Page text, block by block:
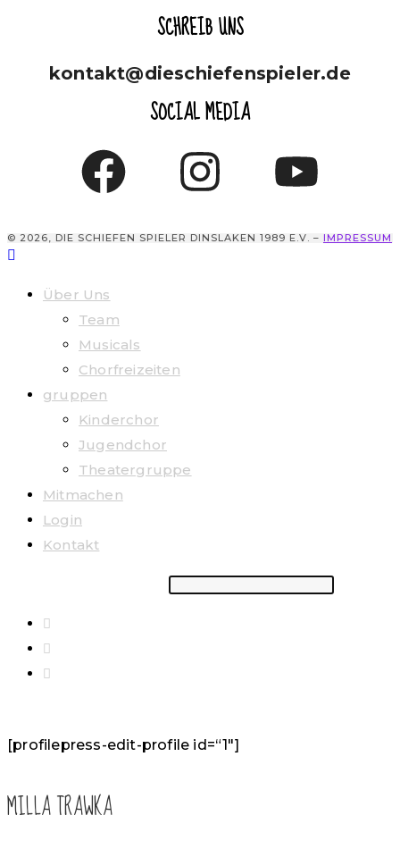
SCHREIB UNS
kontakt@dieschiefenspieler.de
SOCIAL MEDIA
© 2026, DIE SCHIEFEN SPIELER DINSLAKEN 1989 E.V. – IMPRESSUM
Über Uns
Team
Musicals
Chorfreizeiten
gruppen
Kinderchor
Jugendchor
Theatergruppe
Mitmachen
Login
Kontakt
[profilepress-edit-profile id=“1″]
MILLA TRAWKA